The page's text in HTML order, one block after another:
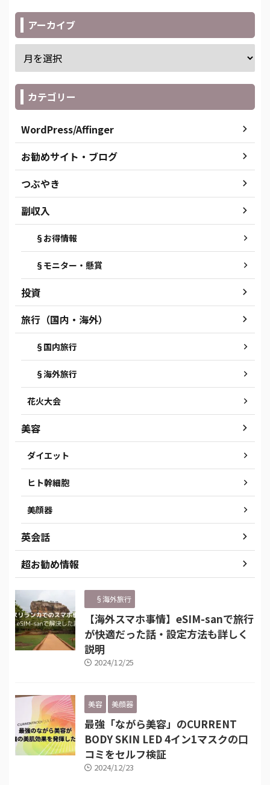
アーカイブ
カテゴリー
WordPress/Affinger
お勧めサイト・ブログ
つぶやき
副収入
§お得情報
§モニター・懸賞
投資
旅行（国内・海外）
§国内旅行
§海外旅行
花火大会
美容
ダイエット
ヒト幹細胞
美顔器
英会話
超お勧め情報
§海外旅行
【海外スマホ事情】eSIM-sanで旅行
が快適だった話・設定方法も詳しく
説明
2024/12/25
美容 美顔器
最強「ながら美容」のCURRENT
BODY SKIN LED 4イン1マスクの口
コミをセルフ検証
2024/12/23